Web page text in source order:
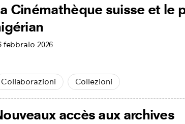
Cinémathèque suisse et le
febbraio 2026
Collaborazioni Collezioni
accès aux archives